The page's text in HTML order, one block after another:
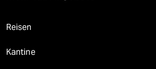
Reisen
Kantine